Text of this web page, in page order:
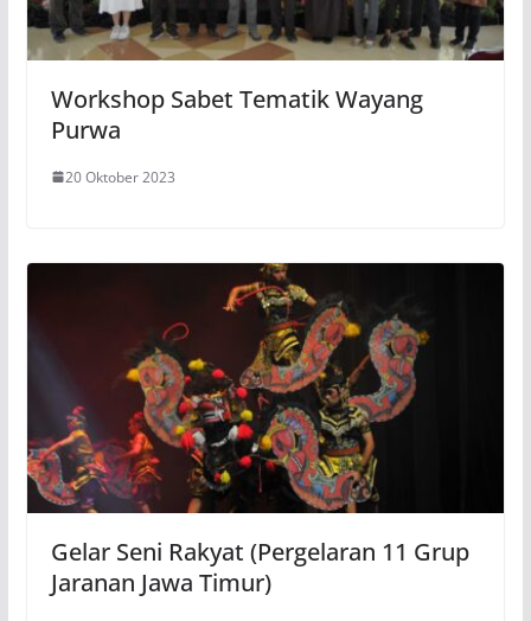
Workshop Sabet Tematik Wayang
Purwa
20 Oktober 2023
Gelar Seni Rakyat (Pergelaran 11 Grup
Jaranan Jawa Timur)